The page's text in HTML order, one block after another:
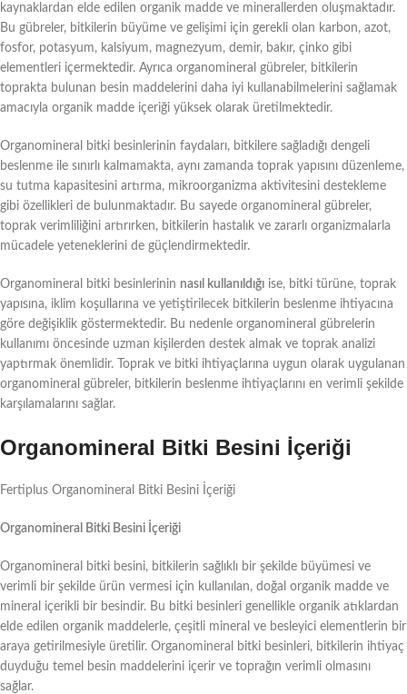
kaynaklardan elde edilen organik madde ve minerallerden oluşmaktadır.
Bu gübreler, bitkilerin büyüme ve gelişimi için gerekli olan karbon, azot,
fosfor, potasyum, kalsiyum, magnezyum, demir, bakır, çinko gibi
elementleri içermektedir. Ayrıca organomineral gübreler, bitkilerin
toprakta bulunan besin maddelerini daha iyi kullanabilmelerini sağlamak
amacıyla organik madde içeriği yüksek olarak üretilmektedir.
Organomineral bitki besinlerinin faydaları, bitkilere sağladığı dengeli
beslenme ile sınırlı kalmamakta, aynı zamanda toprak yapısını düzenleme,
su tutma kapasitesini artırma, mikroorganizma aktivitesini destekleme
gibi özellikleri de bulunmaktadır. Bu sayede organomineral gübreler,
toprak verimliliğini artırırken, bitkilerin hastalık ve zararlı organizmalarla
mücadele yeteneklerini de güçlendirmektedir.
Organomineral bitki besinlerinin nasıl kullanıldığı ise, bitki türüne, toprak
yapısına, iklim koşullarına ve yetiştirilecek bitkilerin beslenme ihtiyacına
göre değişiklik göstermektedir. Bu nedenle organomineral gübrelerin
kullanımı öncesinde uzman kişilerden destek almak ve toprak analizi
yaptırmak önemlidir. Toprak ve bitki ihtiyaçlarına uygun olarak uygulanan
organomineral gübreler, bitkilerin beslenme ihtiyaçlarını en verimli şekilde
karşılamalarını sağlar.
Organomineral Bitki Besini İçeriği
Fertiplus Organomineral Bitki Besini İçeriği
Organomineral Bitki Besini İçeriği
Organomineral bitki besini, bitkilerin sağlıklı bir şekilde büyümesi ve
verimli bir şekilde ürün vermesi için kullanılan, doğal organik madde ve
mineral içerikli bir besindir. Bu bitki besinleri genellikle organik atıklardan
elde edilen organik maddelerle, çeşitli mineral ve besleyici elementlerin bir
araya getirilmesiyle üretilir. Organomineral bitki besinleri, bitkilerin ihtiyaç
duyduğu temel besin maddelerini içerir ve toprağın verimli olmasını
sağlar.